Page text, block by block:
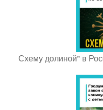
Схему долиной" в